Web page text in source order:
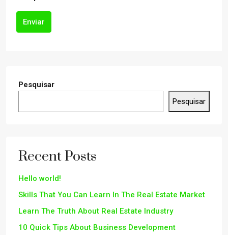
Enviar
Pesquisar
Pesquisar
Recent Posts
Hello world!
Skills That You Can Learn In The Real Estate Market
Learn The Truth About Real Estate Industry
10 Quick Tips About Business Development